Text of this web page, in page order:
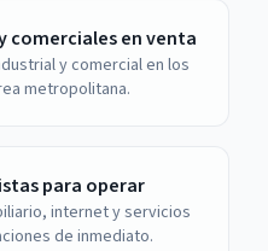
comerciales en venta
y comercial en los
metropolitana.
para operar
internet y servicios
de inmediato.